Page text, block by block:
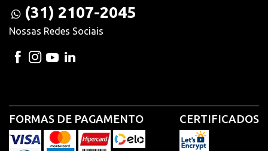
(31) 2107-2045
Nossas Redes Sociais
FORMAS DE PAGAMENTO CERTIFICADOS